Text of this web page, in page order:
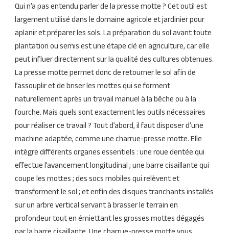
Qui n’a pas entendu parler de la presse motte ? Cet outil est
largement utilisé dans le domaine agricole et jardinier pour
aplanir et préparer les sols. La préparation du sol avant toute
plantation ou semis est une étape clé en agriculture, car elle
peut influer directement sur la qualité des cultures obtenues.
La presse motte permet donc de retourner le sol afin de
l’assouplir et de briser les mottes qui se forment
naturellement après un travail manuel à la bêche ou à la
fourche. Mais quels sont exactement les outils nécessaires
pour réaliser ce travail ? Tout d’abord, il faut disposer d’une
machine adaptée, comme une charrue-presse motte. Elle
intègre différents organes essentiels : une roue dentée qui
effectue l’avancement longitudinal ; une barre cisaillante qui
coupe les mottes ; des socs mobiles qui relèvent et
transforment le sol ; et enfin des disques tranchants installés
sur un arbre vertical servant à brasser le terrain en
profondeur tout en émiettant les grosses mottes dégagés